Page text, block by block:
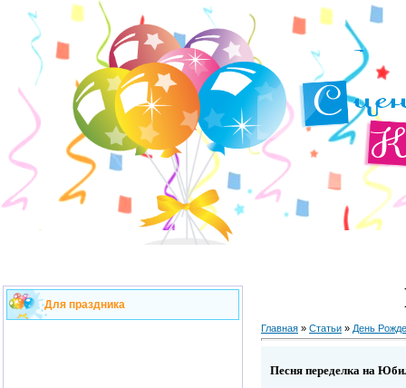
Для праздника
Главная » Статьи » День
Песня переделка на